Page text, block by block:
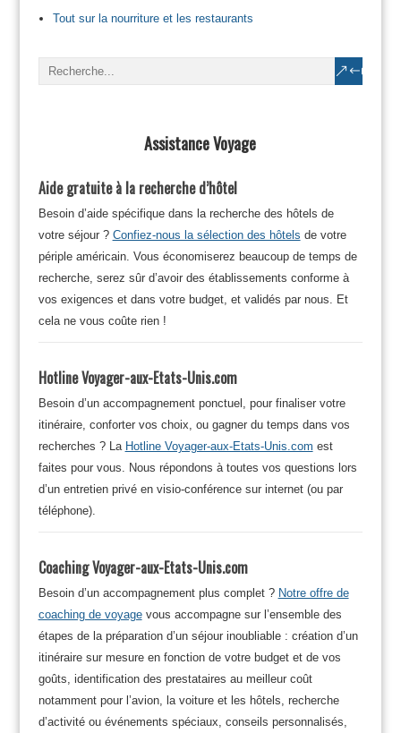
Tout sur la nourriture et les restaurants
Assistance Voyage
Aide gratuite à la recherche d’hôtel
Besoin d’aide spécifique dans la recherche des hôtels de
votre séjour ? Confiez-nous la sélection des hôtels de votre
périple américain. Vous économiserez beaucoup de temps de
recherche, serez sûr d’avoir des établissements conforme à
vos exigences et dans votre budget, et validés par nous. Et
cela ne vous coûte rien !
Hotline Voyager-aux-Etats-Unis.com
Besoin d’un accompagnement ponctuel, pour finaliser votre
itinéraire, conforter vos choix, ou gagner du temps dans vos
recherches ? La Hotline Voyager-aux-Etats-Unis.com est
faites pour vous. Nous répondons à toutes vos questions lors
d’un entretien privé en visio-conférence sur internet (ou par
téléphone).
Coaching Voyager-aux-Etats-Unis.com
Besoin d’un accompagnement plus complet ? Notre offre de
coaching de voyagevous accompagne sur l’ensemble des
étapes de la préparation d’un séjour inoubliable : création d’un
itinéraire sur mesure en fonction de votre budget et de vos
goûts, identification des prestataires au meilleur coût
notamment pour l’avion, la voiture et les hôtels, recherche
d’activité ou événements spéciaux, conseils personnalisés,